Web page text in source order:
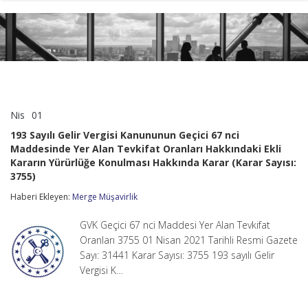
Nis 01
Gelir
Vergisi
Kanununun
nci
Tevkifat
Oranları
Hakkındaki
193 Sayılı Gelir Vergisi Kanununun Geçici 67 nci
Maddesinde Yer Alan Tevkifat Oranları Hakkındaki Ekli
Kararın Yürürlüğe Konulması Hakkında Karar (Karar Sayısı:
3755)
Haberi Ekleyen: Merge Müşavirlik
GVK Geçici 67 nci Maddesi Yer Alan Tevkifat
Oranları 3755 01 Nisan 2021 Tarihli Resmi Gazete
Sayı: 31441 Karar Sayısı: 3755 193 sayılı Gelir
Vergisi K…